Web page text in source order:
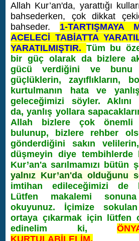
Allah Kur’an'da, yarattığı
bahsederken, çok dikkat
bahseder. 1-
ACELECİ TABİATTA
YARATILMIŞTIR. Tüm bu
bir güç olarak da bizlere
gücü verdiğini ve bunu
güçlüklerin, zayıflıkların,
kurtulmanın hata ve
geleceğimizi söyler. Aklını
da, yanlış yollara
Allah bizlere çok önemli
bulunup, bizlere rehber
gönderdiğini sakın
düşmeyin diye tembihlerde
Kur’an'a sarılmamızı bütün
yalnız Kur’an'da olduğunu
imtihan edileceğimizi de
Lütfen makalemi
okuyunuz. İçimize
ortaya çıkarmak için lütfen
edinelim ki,
KURTULABİLELİM.